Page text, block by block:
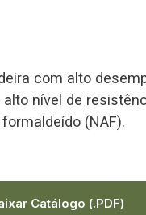
com alto
nível de
(NAF).
Catálogo (.PDF)